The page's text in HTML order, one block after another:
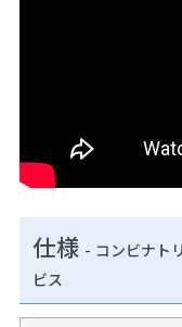
仕様 - コンビナト
ビス